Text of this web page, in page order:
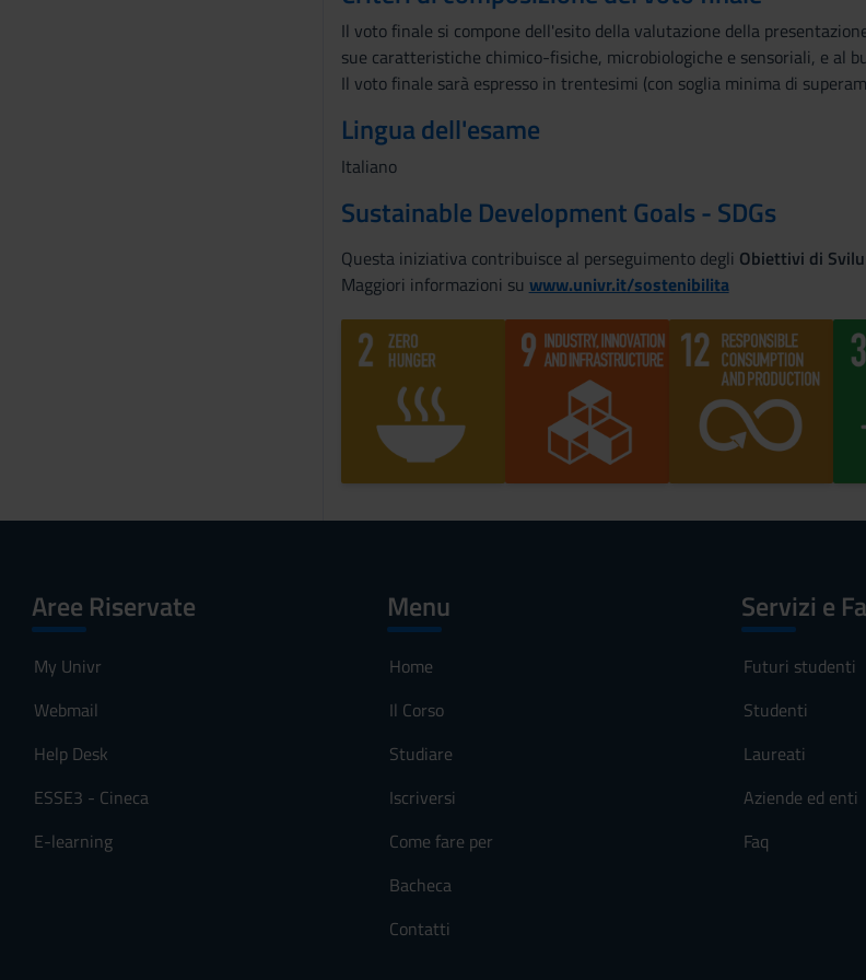
Il voto finale si compone dell'esito della valutazione della
sue caratteristiche chimico-fisiche, microbiologiche e sensoriali, e al
Il voto finale sarà espresso in trentesimi (con soglia minima di
Lingua dell'esame
Italiano
Sustainable Development Goals - SDGs
Questa iniziativa contribuisce al perseguimento degli Obiettivi di
Maggiori informazioni su www.univr.it/sostenibilita
Aree Riservate
My Univr
Webmail
Help Desk
ESSE3 - Cineca
E-learning
Menu
Home
Il Corso
Studiare
Iscriversi
Come fare per
Bacheca
Contatti
Servizi e
Futuri studenti
Studenti
Laureati
Aziende ed enti
Faq